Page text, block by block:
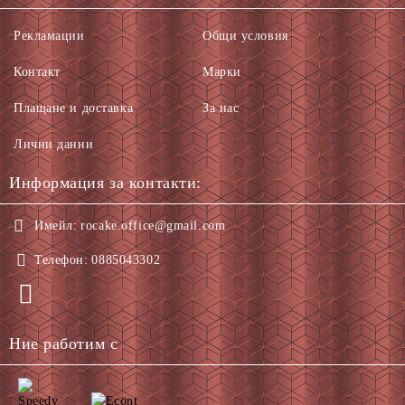
Рекламации
Контакт
Плащане и доставка
Лични данни
Общи условия
Марки
За нас
Информация за контакти:
Имейл: rocake.office@gmail.com
Телефон: 0885043302
Ние работим с